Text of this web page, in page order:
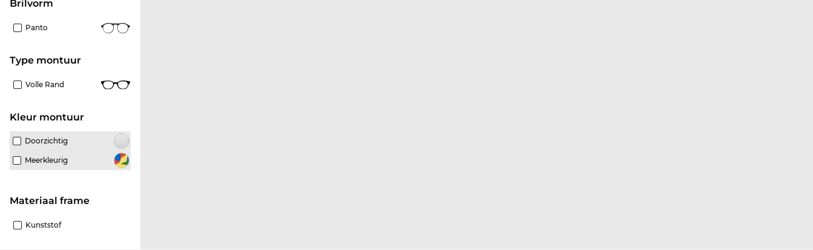
Brilvorm
Panto
Type montuur
Volle Rand
Kleur montuur
Doorzichtig
Meerkleurig
Materiaal frame
Kunststof